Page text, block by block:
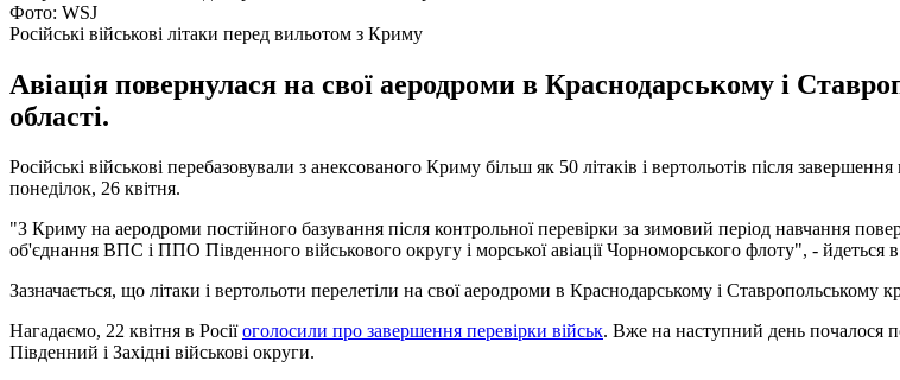
Фото: WSJ
Російські військові літаки перед вильотом з Криму
Авіація повернулася на свої аеродроми в Краснодарському і
області.
Російські військові перебазовували з анексованого Криму більш як 50 літаків і вертольотів після
понеділок, 26 квітня.
"З Криму на аеродроми постійного базування після контрольної перевірки за зимовий період навчання
об'єднання ВПС і ППО Південного військового округу і морської авіації Чорноморського флоту", - йдеться в
Зазначається, що літаки і вертольоти перелетіли на свої аеродроми в Краснодарському і Ставропольському
Нагадаємо, 22 квітня в Росіїоголосили про завершення перевірки військ. Вже на наступний день почалося
Південний і Західні військові округи.